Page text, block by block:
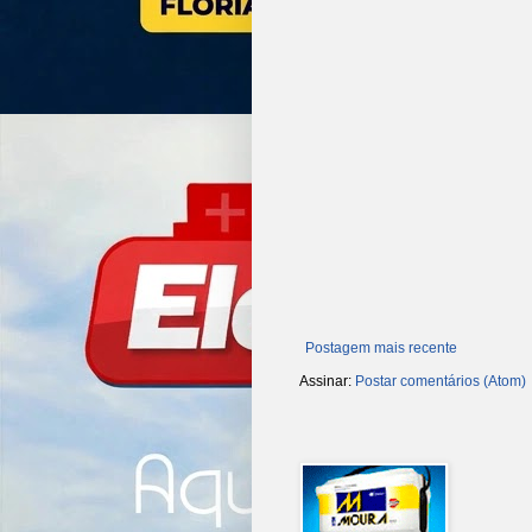
Postagem mais recente
Assinar: Postar comentários (Atom)